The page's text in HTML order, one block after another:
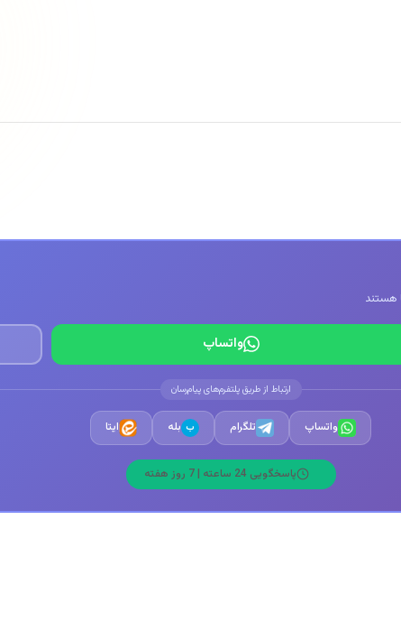
واتساپ
ارتباط از طریق پلتفرم‌های پیام‌رسان
واتساپ تلگرام ب بله ایتا
پاسخگویی 24 ساعته | 7 روز هفته